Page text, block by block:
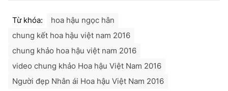
Từ khóa:
hoa hậu ngọc hân
chung kết hoa hậu việt nam 2016
chung khảo hoa hậu việt nam 2016
video chung khảo Hoa hậu Việt Nam 2016
Người đẹp Nhân ái Hoa hậu Việt Nam 2016